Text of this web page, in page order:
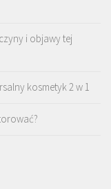
i objawy tej
kosmetyk 2 w 1